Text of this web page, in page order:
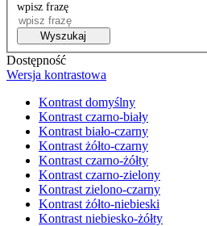
wpisz frazę
Wyszukaj
Dostępność
Wersja kontrastowa
Kontrast domyślny
Kontrast czarno-biały
Kontrast biało-czarny
Kontrast żółto-czarny
Kontrast czarno-żółty
Kontrast czarno-zielony
Kontrast zielono-czarny
Kontrast żółto-niebieski
Kontrast niebiesko-żółty